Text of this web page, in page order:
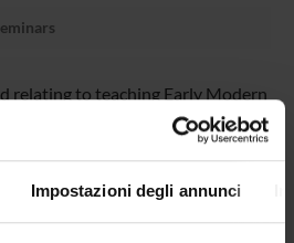
Impostazioni degli annunci
relating to teaching Early Modern